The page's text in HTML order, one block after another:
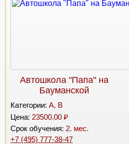
Автошкола "Папа" на
Бауманской
Категории: A, B
Цена: 23500.00 ₽
Срок обучения: 2. мес.
+7 (495) 777-38-47